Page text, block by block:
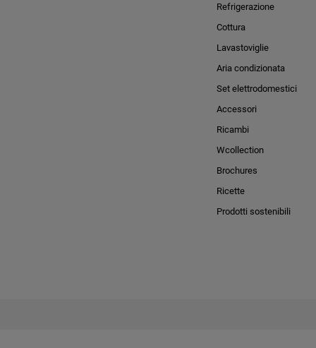
Refrigerazione
Cottura
Lavastoviglie
Aria condizionata
Set elettrodomestici
Accessori
Ricambi
Wcollection
Brochures
Ricette
Prodotti sostenibili